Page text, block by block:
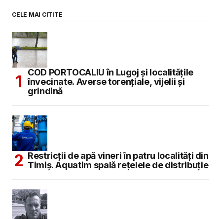
CELE MAI CITITE
COD PORTOCALIU în Lugoj și localitățile
învecinate. Averse torențiale, vijelii și
grindină
Restricții de apă vineri în patru localități din
Timiș. Aquatim spală rețelele de distribuție